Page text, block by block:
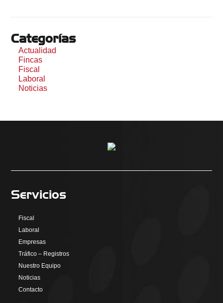
Categorías
Actualidad
Fincas
Fiscal
Laboral
Noticias
Servicios
Fiscal
Laboral
Empresas
Tráfico – Registros
Nuestro Equipo
Noticias
Contacto